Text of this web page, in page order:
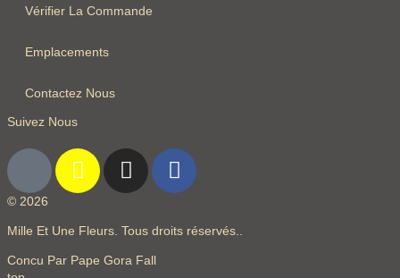
Vérifier La Commande
Emplacements
Contactez Nous
Suivez Nous
© 2026
Mille Et Une Fleurs. Tous droits réservés..
Concu Par Pape Gora Fall